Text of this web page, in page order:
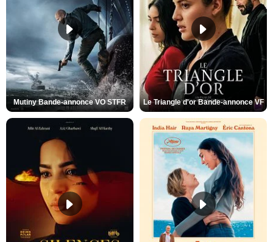
Mutiny Bande-annonce VO STFR Le Triangle d'or Bande-annonce VF